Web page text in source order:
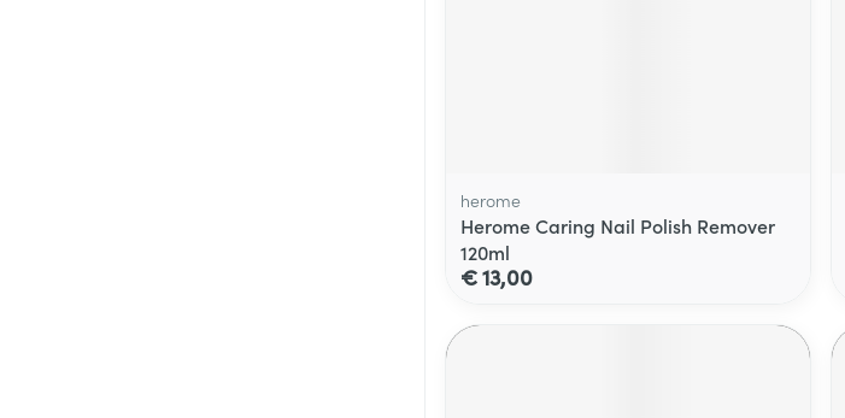
herome
Herome Caring Nail Polish Remover
120ml
€ 13,00